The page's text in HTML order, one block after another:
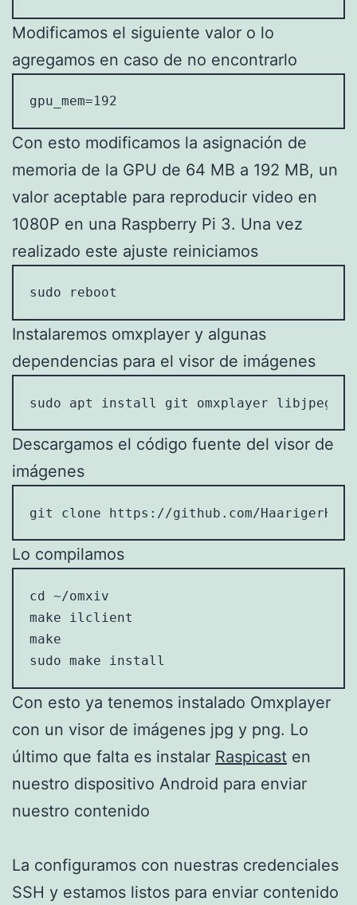
Modificamos el siguiente valor o lo
agregamos en caso de no encontrarlo
gpu_mem=192
Con esto modificamos la asignación de
memoria de la GPU de 64 MB a 192 MB, un
valor aceptable para reproducir video en
1080P en una Raspberry Pi 3. Una vez
realizado este ajuste reiniciamos
sudo reboot
Instalaremos omxplayer y algunas
dependencias para el visor de imágenes
sudo apt install git omxplayer libjpeg8-
Descargamos el código fuente del visor de
imágenes
git clone https://github.com/
Lo compilamos
cd ~/omxiv
make ilclient
make
sudo make install
Con esto ya tenemos instalado Omxplayer
con un visor de imágenes jpg y png. Lo
último que falta es instalar Raspicast en
nuestro dispositivo Android para enviar
nuestro contenido
La configuramos con nuestras credenciales
SSH y estamos listos para enviar contenido